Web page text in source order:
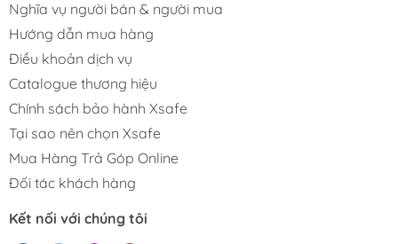
Nghĩa vụ người bán & người mua
Hướng dẫn mua hàng
Điều khoản dịch vụ
Catalogue thương hiệu
Chính sách bảo hành Xsafe
Tại sao nên chọn Xsafe
Mua Hàng Trả Góp Online
Đối tác khách hàng
Kết nối với chúng tôi